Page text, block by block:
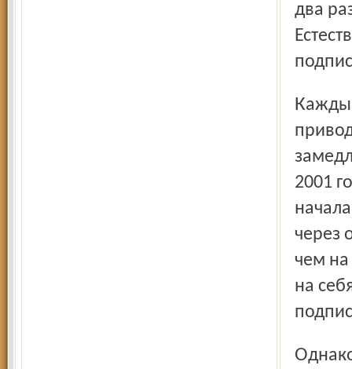
два
Каждый год росли тарифы на доставку газет, что
2001
через
чем на
на
Однако у почтовиков эта акция газеты не вызвала ничего,